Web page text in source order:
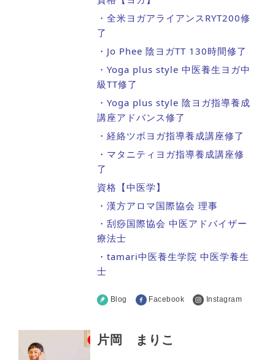
・全米ヨガアライアンスRYT200修
了
・Jo Phee 陰ヨガTT 130時間修了
・Yoga plus style 中医養生ヨガ中
級TT修了
・Yoga plus style 陰ヨガ指導養成
講座アドバンス修了
・経絡ツボヨガ指導養成講座修了
・マタニティヨガ指導養成講座修
了
資格【中医学】
・漢方アロマ国際協会 理事
・刮痧国際協会 中医アドバイザー
療法士
・tamari中医養生学院 中医学養生
士
Blog Facebook Instagram
片岡 まりこ